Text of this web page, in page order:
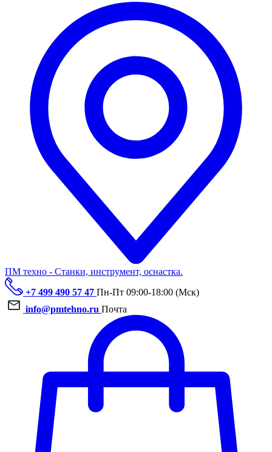
ПМ техно - Станки, инструмент, оснастка.
+7 499 490 57 47 Пн-Пт 09:00-18:00 (Мск)
info@pmtehno.ru Почта